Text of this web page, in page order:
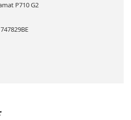
747829BE
P710 G2